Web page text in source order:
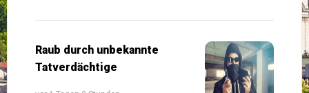
Raub durch unbekannte
Tatverdächtige